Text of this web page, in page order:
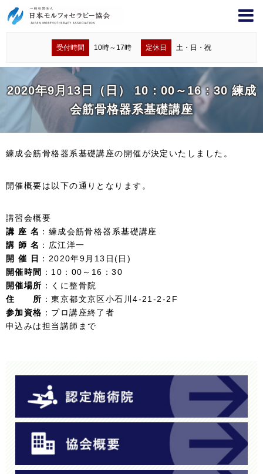
受付時間 10時～17時 定休日 土・日・祝
2020年9月13日（日） 10：00～16：30 練成
会筋骨格器系基礎講座
練成会筋骨格器系基礎講座の開催が決定いたしました。
開催概要は以下の通りとなります。
講習会概要
講 座 名 ：練成会筋骨格器系基礎講座
講 師 名 ：広江洋一
開 催 日 ：2020年9月13日(日)
開催時間 ：10：00～16：30
開催場所 ：くに整骨院
住 所 ：東京都文京区小石川4-21-2-2F
参加資格 ：プロ講座終了者
申込みは担当講師まで